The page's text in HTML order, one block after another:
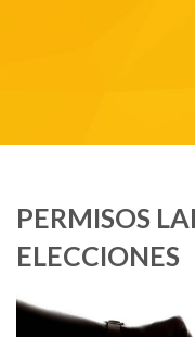
PERMISOS
ELECCIONES